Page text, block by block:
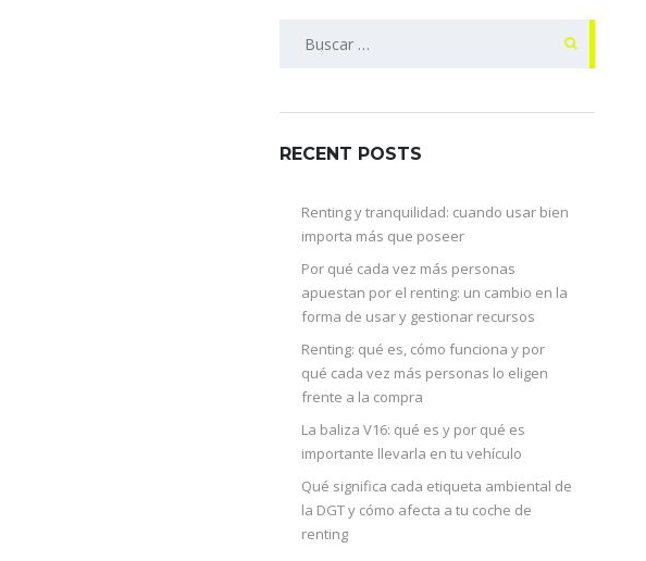
BUSCAR:
RECENT POSTS
Renting y tranquilidad: cuando usar bien
importa más que poseer
Por qué cada vez más personas
apuestan por el renting: un cambio en la
forma de usar y gestionar recursos
Renting: qué es, cómo funciona y por
qué cada vez más personas lo eligen
frente a la compra
La baliza V16: qué es y por qué es
importante llevarla en tu vehículo
Qué significa cada etiqueta ambiental de
la DGT y cómo afecta a tu coche de
renting